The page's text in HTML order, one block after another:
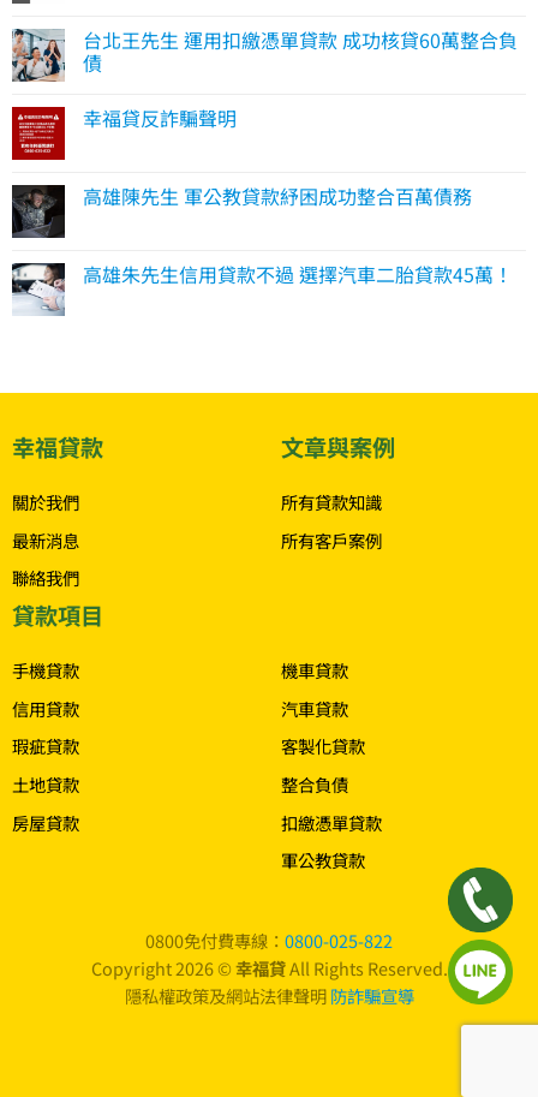
台北王先生 運用扣繳憑單貸款 成功核貸60萬整合負
債
幸福貸反詐騙聲明
高雄陳先生 軍公教貸款紓困成功整合百萬債務
高雄朱先生信用貸款不過 選擇汽車二胎貸款45萬！
幸福貸款
關於我們
最新消息
聯絡我們
文章與案例
所有貸款知識
所有客戶案例
貸款項目
手機貸款
信用貸款
瑕疵貸款
土地貸款
房屋貸款
機車貸款
汽車貸款
客製化貸款
整合負債
扣繳憑單貸款
軍公教貸款
0800免付費專線： 0800-025-822
Copyright 2026 ©幸福貸All Rights Reserved.
隱私權政策及網站法律聲明防詐騙宣導